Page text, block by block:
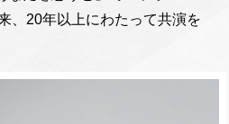
、20年以上にわたって共演を